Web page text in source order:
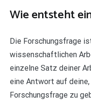
Wie entsteht
Die Forschungsfrage
wissenschaftlichen
einzelne Satz deiner
eine Antwort auf
Forschungsfrage zu